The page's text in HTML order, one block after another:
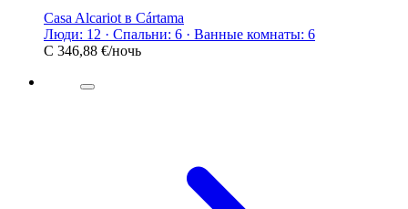
Casa Alcariot в Cártama
Люди: 12 · Спальни: 6 · Ванные комнаты: 6
С 346,88 €/ночь